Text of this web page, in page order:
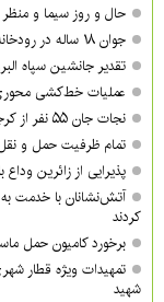
حال و روز سیما و
جوان ۱۸ ساله در رودخانه روستای گوراب غرق شد
تقدیر جانشین سپاه
عملیات خط‌کشی
نجات جان ۵۵ نفر از کرجی‌ها طی هفته گذشته توسط آتش‌نشانان
تمام ظرفیت حمل و
پذیرایی از زائرین وداع
آتش‌نشانان با خدمت
کردند
برخورد کامیون حمل
تمهیدات ویژه قطار
شهید